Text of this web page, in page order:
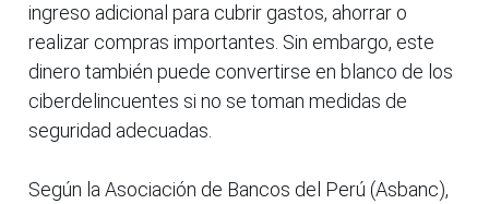
ingreso adicional para cubrir gastos, ahorrar o
realizar compras importantes. Sin embargo, este
dinero también puede convertirse en blanco de los
ciberdelincuentes si no se toman medidas de
seguridad adecuadas.
Según la Asociación de Bancos del Perú (Asbanc),